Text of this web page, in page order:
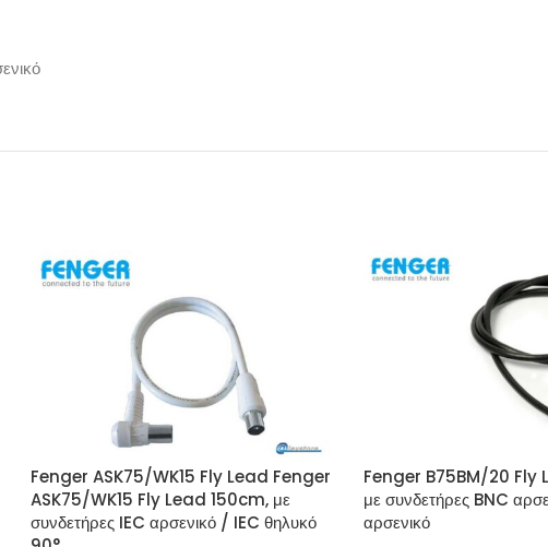
Fenger ASK75/WK15 Fly Lead Fenger
ASK75/WK15 Fly Lead 150cm, με
συνδετήρες IEC αρσενικό / IEC θηλυκό
Fenger B75BM/20 Fly
με συνδετήρες BNC
αρσενικό